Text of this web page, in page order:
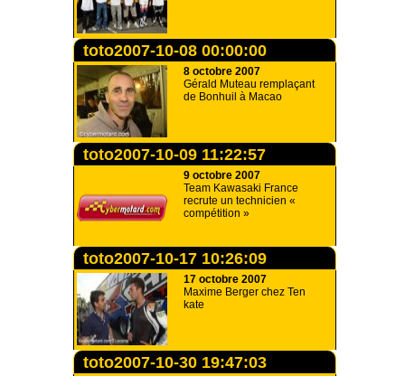
toto2007-10-08 00:00:00
8 octobre 2007
Gérald Muteau remplaçant
de Bonhuil à Macao
toto2007-10-09 11:22:57
9 octobre 2007
Team Kawasaki France
recrute un technicien «
compétition »
toto2007-10-17 10:26:09
17 octobre 2007
Maxime Berger chez Ten
kate
toto2007-10-30 19:47:03